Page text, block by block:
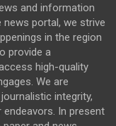
and information
news portal, we strive
in the region
provide a
high-quality
We are
integrity,
endeavors. In present